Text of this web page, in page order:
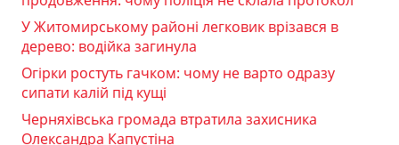
У Житомирському районі легковик врізався в
дерево: водійка загинула
Огірки ростуть гачком: чому не варто одразу
сипати калій під кущі
Черняхівська громада втратила захисника
Олександра Капустіна